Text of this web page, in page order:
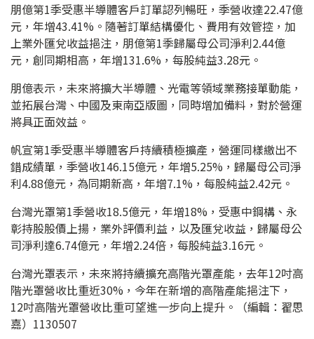
朋億第1季受惠半導體客戶訂單認列暢旺，季營收達22.47億
元，年增43.41%。隨著訂單結構優化、費用有效管控，加
上業外匯兌收益挹注，朋億第1季歸屬母公司淨利2.44億
元，創同期相高，年增131.6%，每股純益3.28元。
朋億表示，未來將擴大半導體、光電等領域業務接單動能，
並拓展台灣、中國及東南亞版圖，同時增加備料，對於營運
將具正面效益。
帆宣第1季受惠半導體客戶持續積極擴產，營運同樣繳出不
錯成績單，季營收146.15億元，年增5.25%，歸屬母公司淨
利4.88億元，為同期新高，年增7.1%，每股純益2.42元。
台灣光罩第1季營收18.5億元，年增18%，受惠中鋼構、永
彰持股股價上揚，業外評價利益，以及匯兌收益，歸屬母公
司淨利達6.74億元，年增2.24倍，每股純益3.16元。
台灣光罩表示，未來將持續擴充高階光罩產能，去年12吋高
階光罩營收比重近30%，今年在新增的高階產能挹注下，
12吋高階光罩營收比重可望進一步向上提升。（編輯：翟思
嘉）1130507